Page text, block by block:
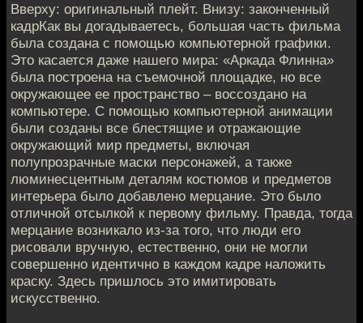
Вверху: оригинальный плейт. Внизу: законченный
кадрКак вы догадываетесь, большая часть фильма
была создана с помощью компьютерной графики.
Это касается даже нашего мира: «Аркада Флинна»
была построена на съемочной площадке, но все
окружающее ее пространство – воссоздано на
компьютере. С помощью компьютерной анимации
были созданы все блестящие и отражающие
окружающий мир предметы, включая
полупрозрачные маски персонажей, а также
люминесцентным деталям костюмов и предметов
интерьера было добавлено мерцание. Это было
отличной отсылкой к первому фильму. Правда, тогда
мерцание возникало из-за того, что люди его
рисовали вручную, естественно, они не могли
совершенно идентично в каждом кадре наложить
краску. Здесь пришлось это имитировать
искусственно.